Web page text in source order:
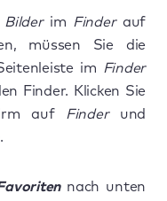
Bilder im Finder auf
müssen Sie die
im
Finder
Finder. Klicken Sie
auf
Finder und
.
nach unten